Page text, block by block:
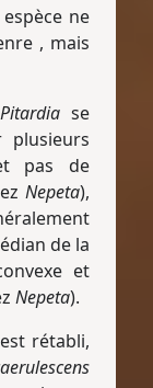
ne
, mais
Pitardia se
pas de
Nepeta),
de la
et
Nepeta).
rétabli,